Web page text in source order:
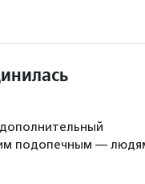
подопечным —